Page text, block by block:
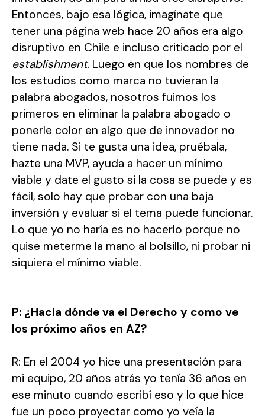
Entonces, bajo esa lógica, imagínate que
tener una página web hace 20 años era algo
disruptivo en Chile e incluso criticado por el
establishment. Luego en que los nombres de
los estudios como marca no tuvieran la
palabra abogados, nosotros fuimos los
primeros en eliminar la palabra abogado o
ponerle color en algo que de innovador no
tiene nada. Si te gusta una idea, pruébala,
hazte una MVP, ayuda a hacer un mínimo
viable y date el gusto si la cosa se puede y es
fácil, solo hay que probar con una baja
inversión y evaluar si el tema puede funcionar.
Lo que yo no haría es no hacerlo porque no
quise meterme la mano al bolsillo, ni probar ni
siquiera el mínimo viable.
P: ¿Hacia dónde va el Derecho y como ve
los próximo años en AZ?
R: En el 2004 yo hice una presentación para
mi equipo, 20 años atrás yo tenía 36 años en
ese minuto cuando escribí eso y lo que hice
fue un poco proyectar como yo veía la